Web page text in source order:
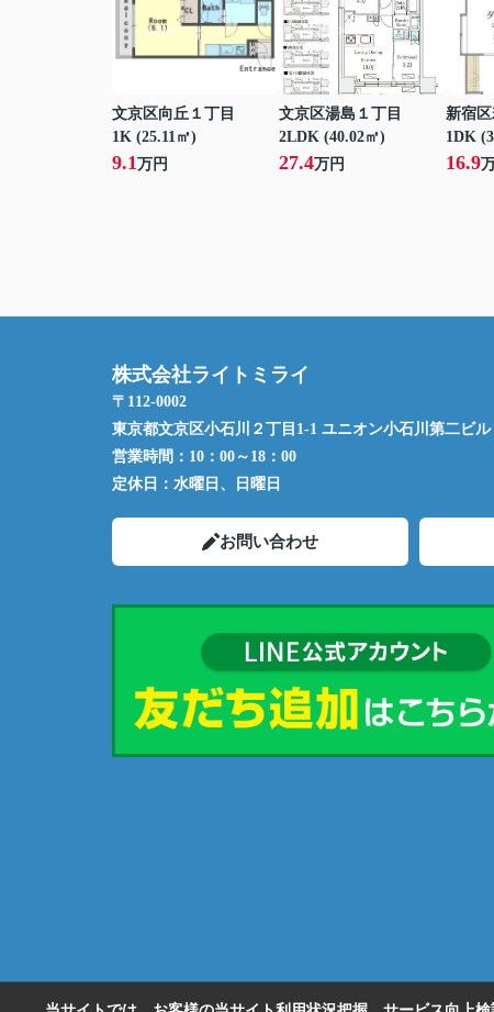
文京区向丘１丁目
1K (25.11㎡)
9.1万円
文京区湯島１丁目
2LDK (40.02㎡)
27.4万円
新宿区
1DK
16.9
株式会社ライトミライ
〒112-0002
東京都文京区小石川２丁目1-1 ユニオン小石川第二ビル
営業時間： 10：00～18：00
定休日： 水曜日、日曜日
お問い合わせ